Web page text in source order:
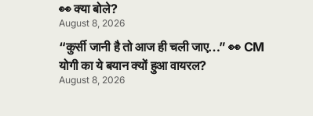
👀 क्या बोले?
August 8, 2026
“कुर्सी जानी है तो आज ही चली जाए…” 👀 CM
योगी का ये बयान क्यों हुआ वायरल?
August 8, 2026